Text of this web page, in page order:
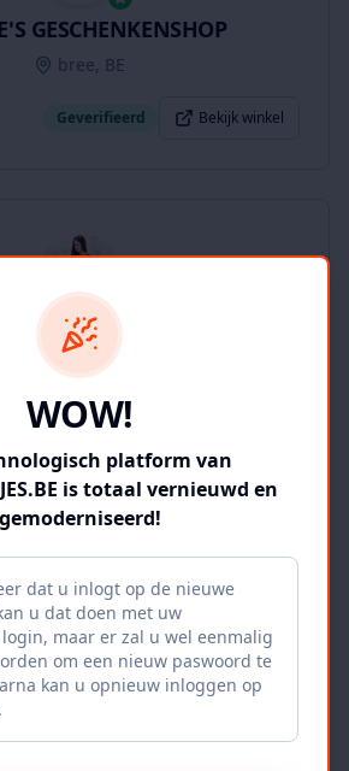
GESCHENKENSHOP
bree, BE
Geverifieerd Bekijk winkel
SUPERKOOPJES.BE
Geverifieerd
Iepers Kwartier
Ieper, BE
WOW!
platform van
is totaal vernieuwd en
gemoderniseerd!
dat u inlogt op de nieuwe
u dat doen met uw
maar er zal u wel eenmalig
om een nieuw paswoord te
kan u opnieuw inloggen op